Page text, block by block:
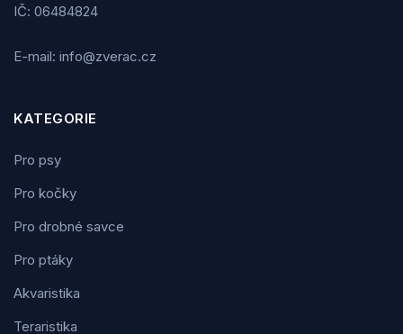
IČ: 06484824
E-mail: info@zverac.cz
KATEGORIE
Pro psy
Pro kočky
Pro drobné savce
Pro ptáky
Akvaristika
Teraristika